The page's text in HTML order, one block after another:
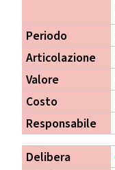
Periodo
Articolazione
Valore
Costo
Responsabile
Delibera